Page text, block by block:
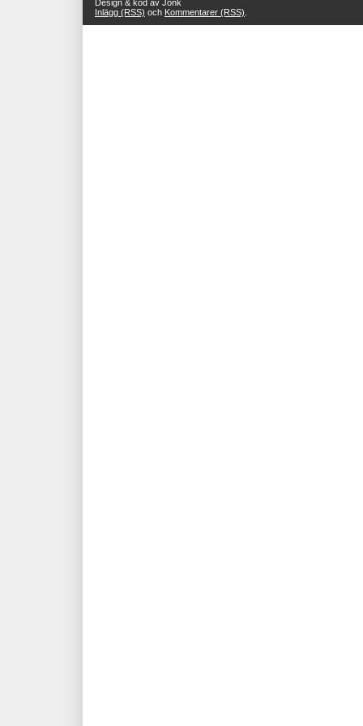
Design & kod av Jonk
Inlägg (RSS) och Kommentarer (RSS)